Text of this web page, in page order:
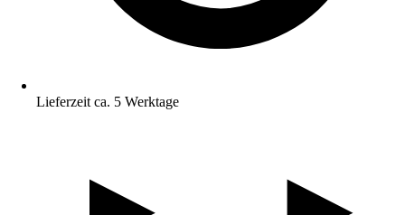
Lieferzeit ca. 5 Werktage